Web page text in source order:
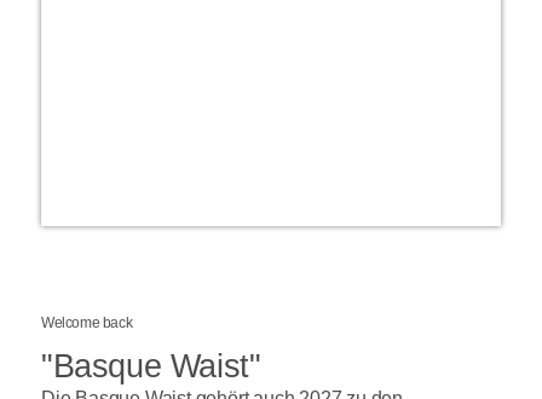
Welcome back
"Basque Waist"